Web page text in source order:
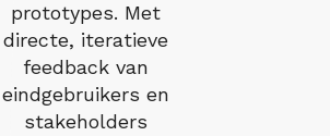
prototypes. Met
directe, iteratieve
feedback van
eindgebruikers en
stakeholders